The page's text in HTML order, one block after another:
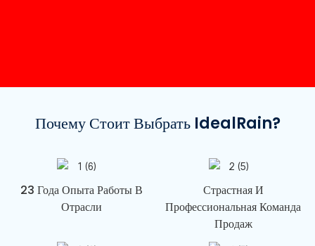
Почему Стоит Выбрать IdealRain?
23 Года Опыта Работы В
Отрасли
Страстная И
Профессиональная Команда
Продаж